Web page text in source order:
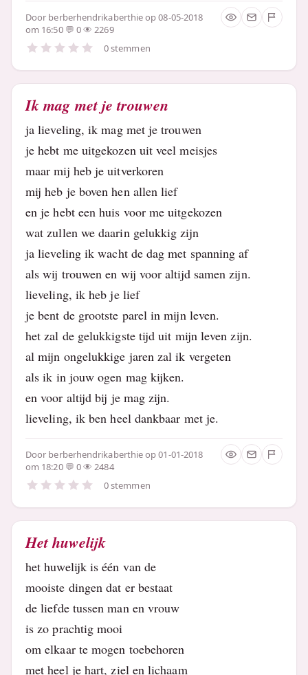
Door berberhendrikaberthieop 08-05-2018
om 16:50
0
2269
0 stemmen
Ik mag met je trouwen
ja lieveling, ik mag met je trouwen
je hebt me uitgekozen uit veel meisjes
maar mij heb je uitverkoren
mij heb je boven hen allen lief
en je hebt een huis voor me uitgekozen
wat zullen we daarin gelukkig zijn
ja lieveling ik wacht de dag met spanning af
als wij trouwen en wij voor altijd samen zijn.
lieveling, ik heb je lief
je bent de grootste parel in mijn leven.
het zal de gelukkigste tijd uit mijn leven zijn.
al mijn ongelukkige jaren zal ik vergeten
als ik in jouw ogen mag kijken.
en voor altijd bij je mag zijn.
lieveling, ik ben heel dankbaar met je.
Door berberhendrikaberthieop 01-01-2018
om 18:20
0
2484
0 stemmen
Het huwelijk
het huwelijk is één van de
mooiste dingen dat er bestaat
de liefde tussen man en vrouw
is zo prachtig mooi
om elkaar te mogen toebehoren
met heel je hart, ziel en lichaam